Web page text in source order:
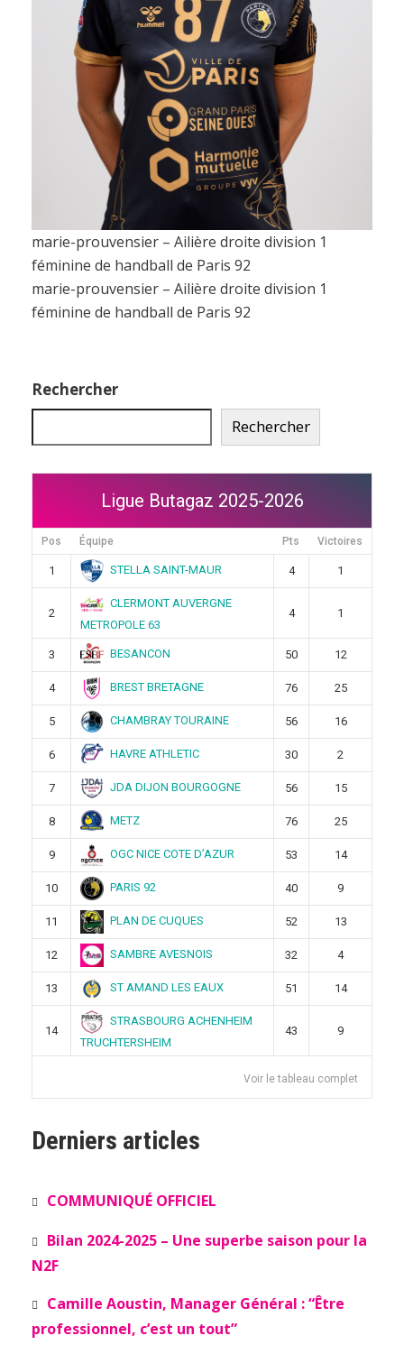
marie-prouvensier – Ailière droite division 1
féminine de handball de Paris 92
marie-prouvensier – Ailière droite division 1
féminine de handball de Paris 92
Rechercher
Rechercher
Ligue Butagaz 2025-2026
Pos Équipe Pts Victoires
1 STELLA SAINT-MAUR 4 1
2
CLERMONT AUVERGNE
METROPOLE 63
4 1
3 BESANCON 50 12
4 BREST BRETAGNE 76 25
5 CHAMBRAY TOURAINE 56 16
6 HAVRE ATHLETIC 30 2
7 JDA DIJON BOURGOGNE 56 15
8 METZ 76 25
9 OGC NICE COTE D’AZUR 53 14
10 PARIS 92 40 9
11 PLAN DE CUQUES 52 13
12 SAMBRE AVESNOIS 32 4
13 ST AMAND LES EAUX 51 14
14
STRASBOURG ACHENHEIM
TRUCHTERSHEIM
43 9
Voir le tableau complet
Derniers articles
COMMUNIQUÉ OFFICIEL
Bilan 2024-2025 – Une superbe saison pour la
N2F
Camille Aoustin, Manager Général : “Être
professionnel, c’est un tout”